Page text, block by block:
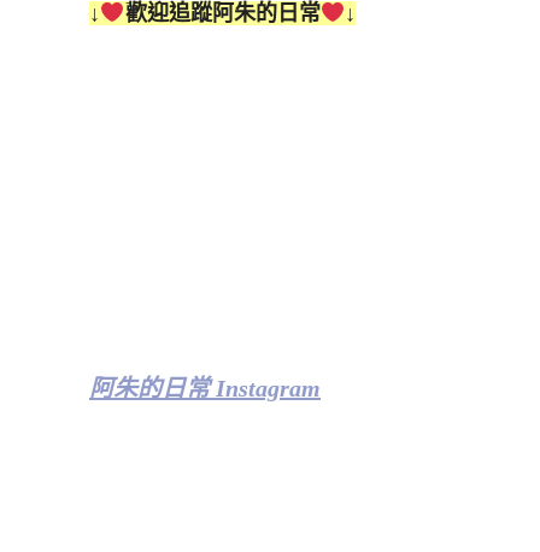
↓ 歡迎追蹤阿朱的日常 ↓
阿朱的日常 Instagram